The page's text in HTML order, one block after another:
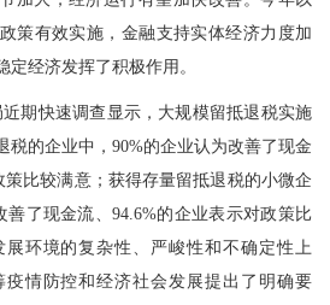
策有效实施，金融支持实体经济力度加
经济发挥了积极作用。
快速调查显示，大规模留抵退税实施
税的企业中，90%的企业认为改善了现金
策比较满意；获得存量留抵退税的小微企
善了现金流、94.6%的企业表示对政策比
环境的复杂性、严峻性和不确定性上
情防控和经济社会发展提出了明确要